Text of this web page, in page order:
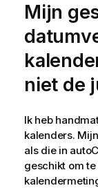
Mijn
niet de
Ik heb
kalenders.
als die in
geschikt om